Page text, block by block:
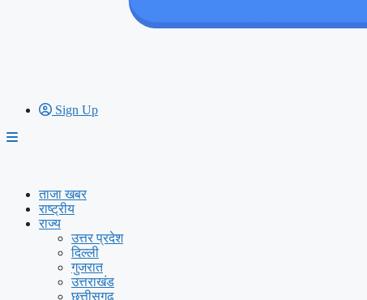
Sign Up
ताजा खबर
राष्ट्रीय
राज्य
उत्तर प्रदेश
दिल्ली
गुजरात
उत्तराखंड
छत्तीसगढ़